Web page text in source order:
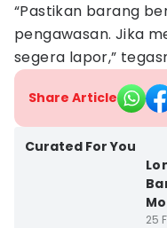
“Pastikan barang
pengawasan. Jika
segera lapor,”
Share Article
Curated For You
25